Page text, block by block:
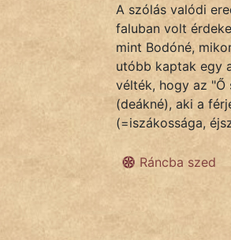
KÖZMONDÁS
FILM
A szólás valódi
faluban volt
mint Bodóné,
utóbb kaptak egy
vélték, hogy az "Ő
(deákné), aki a
(=iszákossága,
Ráncba szed